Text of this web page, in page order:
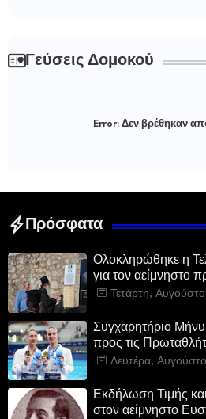
Γεύσεις Δομοκού
Error:Δεν βρέθηκαν
Πρόσφατα
Ολοκληρώθηκε η
για τον αείμνηστο
Μαλαμίδα στο
Τετάρτη,
Συγχαρητήριο
προς τις
Μαρία και Ειρήνη-
Δευτέρα,
Εκδήλωση Τιμής
στον αείμνηστο